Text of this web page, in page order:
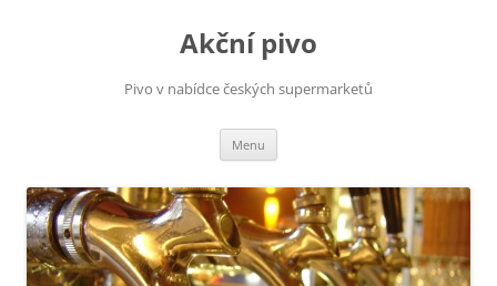
Akční pivo
Pivo v nabídce českých supermarketů
Menu